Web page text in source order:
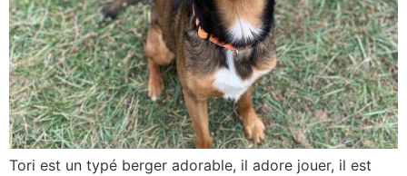
Tori est un typé berger adorable, il adore jouer, il est